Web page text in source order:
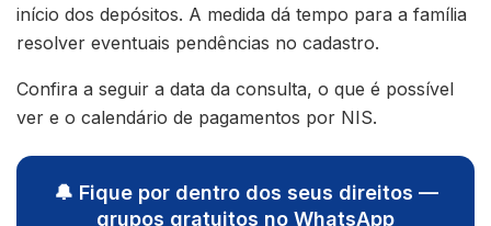
início dos depósitos. A medida dá tempo para a família
resolver eventuais pendências no cadastro.
Confira a seguir a data da consulta, o que é possível
ver e o calendário de pagamentos por NIS.
🔔 Fique por dentro dos seus direitos —
grupos gratuitos no WhatsApp